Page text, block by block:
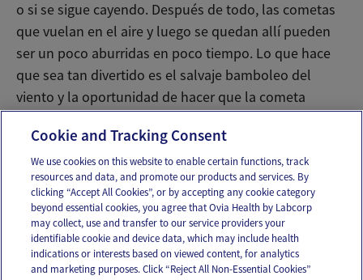
o si se sigue cayendo. Después de todo, las cometas
que vuelan en el aire y luego se quedan allí pueden
ser un poco aburridas en poco tiempo. Lo que hace
que sea tan divertido es el salvaje bamboleo del
viento y la oportunidad de hacer que la cometa
Email Text
OUR APPS
Cookie and Tracking Consent
We use cookies on this website to enable certain functions, track
resources and data, and promote our products and services. By
clicking “Accept All Cookies”, or by accepting any cookie category
beyond essential cookies, you agree that Ovia Health by Labcorp
may collect, use and transfer to our service providers your
identifiable cookie and device data, which may include health
indications or interests based on viewed content, for analytics
and marketing purposes. Click “Reject All Non-Essential Cookies”